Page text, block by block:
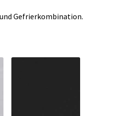
Gefrierkombination.